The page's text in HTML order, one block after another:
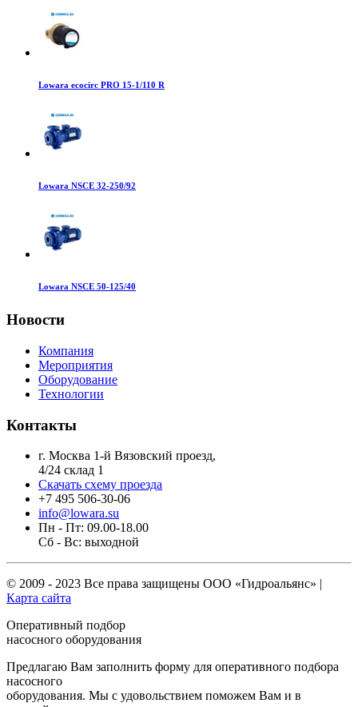
Lowara ecocirc PRO 15-1/110 R
Lowara NSCE 32-250/92
Lowara NSCE 50-125/40
Новости
Компания
Мероприятия
Оборудование
Технологии
Контакты
г. Москва 1-й Вязовский проезд,
4/24 склад 1
Скачать схему проезда
+7 495 506-30-06
info@lowara.su
Пн - Пт: 09.00-18.00
Сб - Вс: выходной
© 2009 - 2023 Все права защищены ООО «Гидроальянс» |
Карта сайта
Оперативный подбор
насосного оборудования
Предлагаю Вам заполнить форму для оперативного подбора
насосного
оборудования. Мы с удовольствием поможем Вам и в